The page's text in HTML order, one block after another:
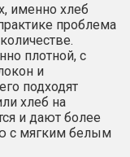
именно хлеб
проблема
плотной, с
и
подходят
хлеб на
и дают более
с мягким белым